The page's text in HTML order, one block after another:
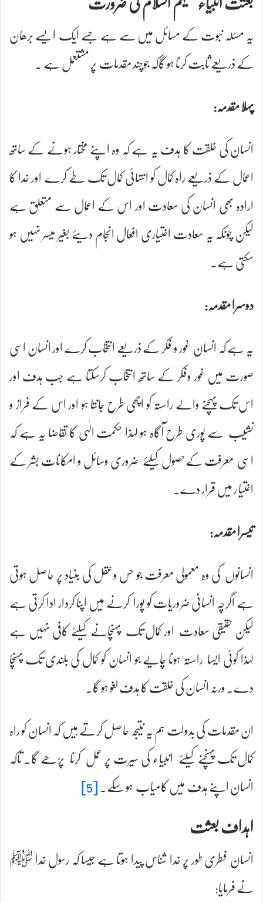
یہ مسئلہ نبوت کے مسائل میں سے ہے جسے ایک ایسے برھان
کے ذریعے ثابت کرنا ہو گاکہ جوچند مقدمات پر مشتعمل ہے .
پہلا مقدمہ:
انسان کی خلقت کا ہدف یہ ہے کہ وہ اپنے مختار ہونے کے ساتھ
اعمال کے ذریعے راہ کمال کو انتہائی کمال تک طے کرے اور خدا کا
ارادہ بھی انسان کی سعادت اور اس کے اعمال سے متعلق ہے
لیکن چونکہ یہ سعادت اختیاری افعال انجام دیئے بغیر میسر نہیں ہو
سکتی ہے۔
دوسرا مقدمہ:
یہ ہے کہ انسان غور و فکر کے ذریعے انتخاب کرے اور انسان اسی
صورت میں غور وفکر کے ساتھ انتخاب کرسکتا ہے جب ہدف اور
اس تک پہچنے والے راستہ کو اچھی طرح جانتا ہو اور اس کے فراز و
نشیب سے پوری طرح آگاہ ہو لہذا حکمت الٰہی کا تقاضا یہ ہے کہ
اسی معرفت کےحصول کیلئے ضروری وسائل و امکانات بشر کے
اختیا ر میں قرار دے۔
تیسرا مقدمہ:
انسانوں کی وہ معمولی معرفت جو حس وعقل کی بنیاد پر حاصل ہوتی
ہے اگرچہ انسانی ضروریات کو پورا کرنے میں اپنا کردار ادا کرتی ہے
لیکن حقیقی سعادت اور کمال تک پہنچانے کیلئے کافی نہیں ہے
لہذا کوئی ایسا راستہ ہونا چایے جو انسان کو کمال کی بلندی تک پہنچا
دے۔ ورنہ انسان کی خلقت کا ہدف لغو ہو گا۔
ان مقدمات کی بدولت ہم یہ نتیجہ حاصل کرتے ہیں کہ انسان کو راہ
کمال تک پہنچنے کیلئے انبیاء کی سیرت پر عمل کرنا پڑھے گا۔ تاکہ
انسان اپنے ہدف میں کامیاب ہو سکے۔[5]
اہداف بعثت
انسان فطری طور پر خدا شناس پیدا ہوتا ہے جیسا کہ رسول خدا ﷺ
نے فرمایا: